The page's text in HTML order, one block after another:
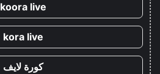
koora live
kora live
كورة لايف